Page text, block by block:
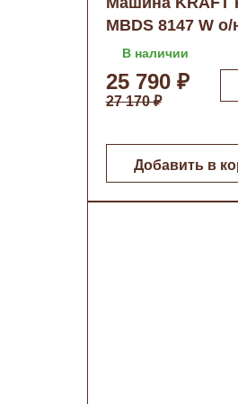
MBDS 8147 W о/
В наличии
25 790 ₽
27 170 ₽
Добавить в